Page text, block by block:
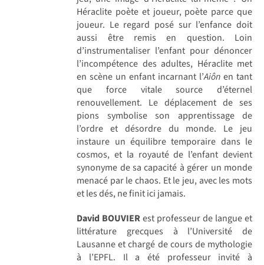
Héraclite poète et joueur, poète parce que
joueur. Le regard posé sur l’enfance doit
aussi être remis en question. Loin
d’instrumentaliser l’enfant pour dénoncer
l’incompétence des adultes, Héraclite met
en scène un enfant incarnant l’Aiôn en tant
que force vitale source d’éternel
renouvellement. Le déplacement de ses
pions symbolise son apprentissage de
l’ordre et désordre du monde. Le jeu
instaure un équilibre temporaire dans le
cosmos, et la royauté de l’enfant devient
synonyme de sa capacité à gérer un monde
menacé par le chaos. Et le jeu, avec les mots
et les dés, ne finit ici jamais.
David BOUVIERest professeur de langue et
littérature grecques à l’Université de
Lausanne et chargé de cours de mythologie
à l’EPFL. Il a été professeur invité à